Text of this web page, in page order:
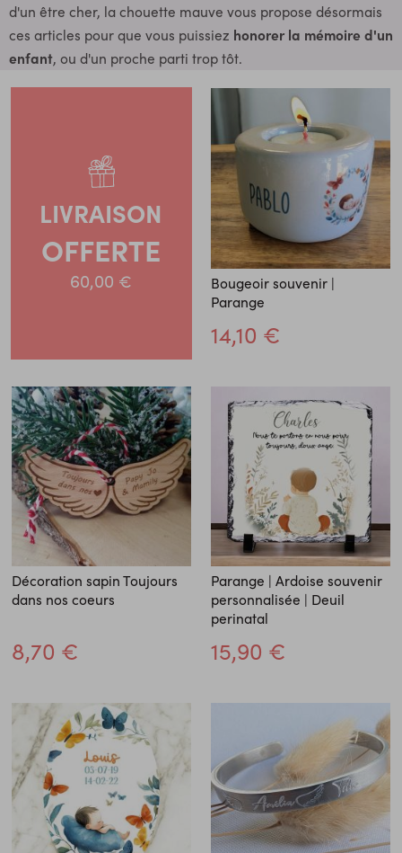
d'un être cher, la chouette mauve vous propose désormais
ces articles pour que vous puissiez honorer la mémoire d'un
enfant, ou d'un proche parti trop tôt.
LIVRAISON
OFFERTE
60,00 €
Bougeoir souvenir |
Parange
14,10 €
Décoration sapin Toujours
dans nos coeurs
8,70 €
Parange | Ardoise souvenir
personnalisée | Deuil
perinatal
15,90 €